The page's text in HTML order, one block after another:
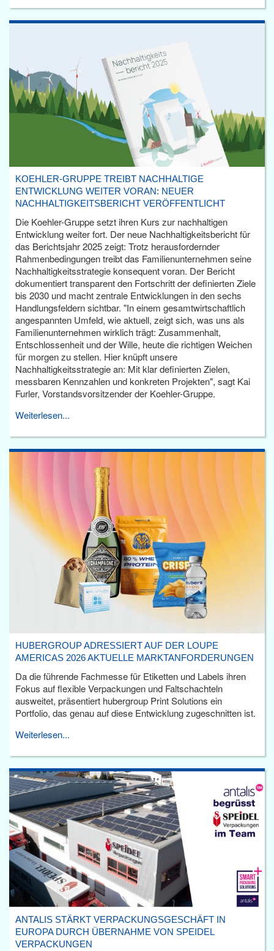
KOEHLER-GRUPPE TREIBT NACHHALTIGE
ENTWICKLUNG WEITER VORAN: NEUER
NACHHALTIGKEITSBERICHT VERÖFFENTLICHT
Die Koehler-Gruppe setzt ihren Kurs zur nachhaltigen
Entwicklung weiter fort. Der neue Nachhaltigkeitsbericht für
das Berichtsjahr 2025 zeigt: Trotz herausfordernder
Rahmenbedingungen treibt das Familienunternehmen seine
Nachhaltigkeitsstrategie konsequent voran. Der Bericht
dokumentiert transparent den Fortschritt der definierten Ziele
bis 2030 und macht zentrale Entwicklungen in den sechs
Handlungsfeldern sichtbar. "In einem gesamtwirtschaftlich
angespannten Umfeld, wie aktuell, zeigt sich, was uns als
Familienunternehmen wirklich trägt: Zusammenhalt,
Entschlossenheit und der Wille, heute die richtigen Weichen
für morgen zu stellen. Hier knüpft unsere
Nachhaltigkeitsstrategie an: Mit klar definierten Zielen,
messbaren Kennzahlen und konkreten Projekten", sagt Kai
Furler, Vorstandsvorsitzender der Koehler-Gruppe.
Weiterlesen...
HUBERGROUP ADRESSIERT AUF DER LOUPE
AMERICAS 2026 AKTUELLE MARKTANFORDERUNGEN
Da die führende Fachmesse für Etiketten und Labels ihren
Fokus auf flexible Verpackungen und Faltschachteln
ausweitet, präsentiert hubergroup Print Solutions ein
Portfolio, das genau auf diese Entwicklung zugeschnitten ist.
Weiterlesen...
ANTALIS STÄRKT VERPACKUNGSGESCHÄFT IN
EUROPA DURCH ÜBERNAHME VON SPEIDEL
VERPACKUNGEN